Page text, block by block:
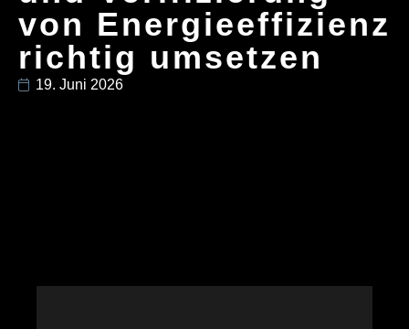
von Energieeffizienz
richtig umsetzen
19. Juni 2026